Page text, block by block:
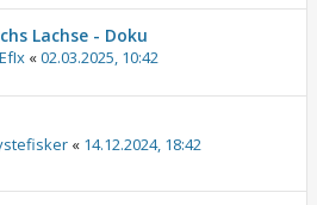
Lachse - Doku
«02.03.2025, 10:42
« 14.12.2024, 18:42